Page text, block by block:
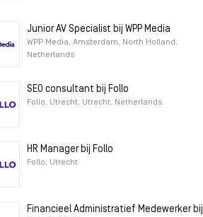
Junior AV Specialist bij WPP Media
WPP Media, Amsterdam, North Holland,
Netherlands
SEO consultant bij Follo
Follo, Utrecht, Utrecht, Netherlands
HR Manager bij Follo
Follo, Utrecht
Financieel Administratief Medewerker bij